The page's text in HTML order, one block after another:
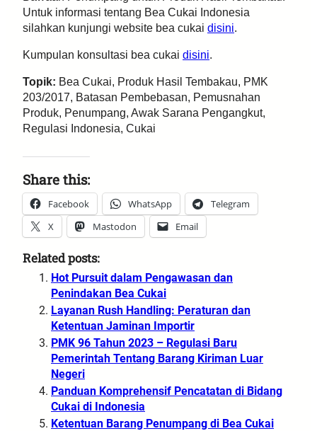
Untuk informasi tentang Bea Cukai Indonesia
silahkan kunjungi website bea cukai disini.
Kumpulan konsultasi bea cukai disini.
Topik: Bea Cukai, Produk Hasil Tembakau, PMK
203/2017, Batasan Pembebasan, Pemusnahan
Produk, Penumpang, Awak Sarana Pengangkut,
Regulasi Indonesia, Cukai
Share this:
Facebook WhatsApp
Telegram
X
Mastodon Email
Related posts:
Hot Pursuit dalam Pengawasan dan
Penindakan Bea Cukai
Layanan Rush Handling: Peraturan dan
Ketentuan Jaminan Importir
PMK 96 Tahun 2023 – Regulasi Baru
Pemerintah Tentang Barang Kiriman Luar
Negeri
Panduan Komprehensif Pencatatan di Bidang
Cukai di Indonesia
Ketentuan Barang Penumpang di Bea Cukai